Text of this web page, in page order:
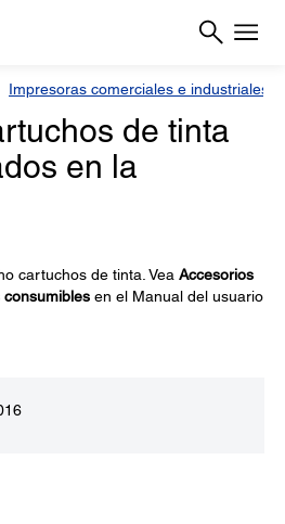
Impresoras comerciales e industriales
de tinta
en la
cartuchos de tinta. Vea Accesorios
en el Manual del usuario